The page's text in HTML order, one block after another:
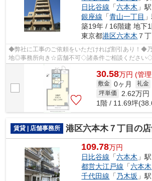
日比谷線 「六本木 」
銀座線 「青山一丁目
築19年 / 16階建 地下
東京都港区六本木 ７
◆弊社に工事のご依頼をいただければ割引あり！◆
地◎事務所向き☆店舗不可◇諸条件ご相談ください◇
のご提案が可能です◇お気軽にお問い合わせく...
30.58万円 (管
敷金 0ヶ月 礼金
坪単価 2.62万円
1階 / 11.69坪
賃貸 | 店舗事務所 港区六本木７丁目の
109.78万円
日比谷線 「六本木 」
都営大江戸線 「六本木
千代田線 「 乃木坂 」